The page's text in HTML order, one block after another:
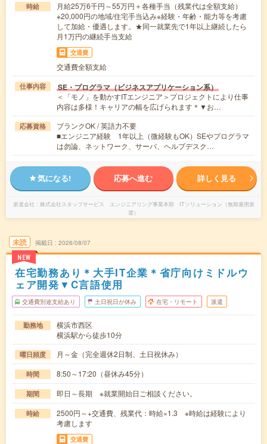
時給
月給25万6千円～55万円＋各種手当（残業代は全額支給）
※20,000円の地域/住宅手当込み※経験・年齢・能力等を考慮
して加給・優遇します。★同一就業先で1年以上継続したら
月1万円の継続手当支給
交通費
交通費全額支給
仕事内容 SE・プログラマ（ビジネスアプリケーション系）
＜「モノ」を動かすITエンジニア＞プロジェクトにより仕事
内容は多様！キャリアの幅を広げられます＊▼お…
応募資格
ブランクOK / 英語力不要
■エンジニア経験 1年以上（微経験もOK）SEやプログラマ
は勿論、ネットワーク、サーバ、ヘルプデスク…
気になる! 応募へ進む 詳しく見る
派遣会社
株式会社スタッフサービス エンジニアリング事業本部 ITソリューション（無期雇用派
遣）
未読
NEW
掲載日 2026/08/07
在宅勤務あり＊大手IT企業＊省庁向けミドルウ
ェア開発▼C言語使用
交通費別途支給あり 土日祝日が休み 在宅・リモート 派遣
勤務地
横浜市西区
横浜駅から徒歩10分
曜日頻度 月～金（完全週休2日制、土日祝休み）
時間 8:50～17:20（昼休み45分）
期間 即日～長期 ※就業開始日ご相談ください。
時給
2500円～+交通費、残業代：時給×1.3 ※時給は経験により
考慮します
交通費